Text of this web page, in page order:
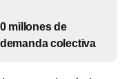
millones de
colectiva